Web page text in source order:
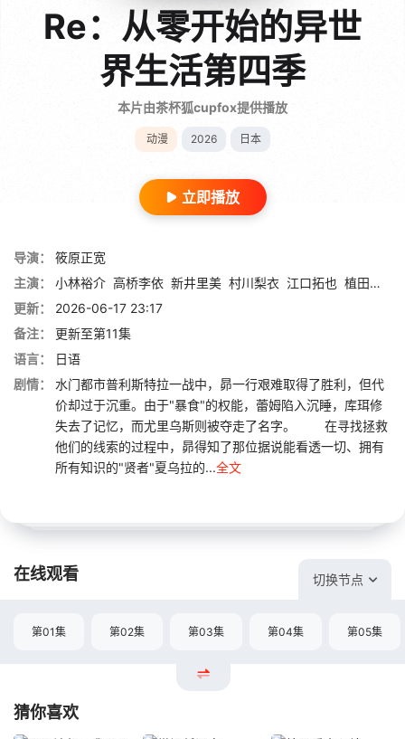
Re：从零开始的异世
界生活第四季
本片由茶杯狐cupfox提供播放
动漫 2026 日本
立即播放
导演：
筱原正宽
主演：
小林裕介 高桥李依 新井里美 村川梨衣 江口拓也 植田佳奈
更新：
2026-06-17 23:17
备注：
更新至第11集
语言：
日语
剧情：
水门都市普利斯特拉一战中，昴一行艰难取得了胜利，但代
价却过于沉重。由于"暴食"的权能，蕾姆陷入沉睡，库珥修
失去了记忆，而尤里乌斯则被夺走了名字。 在寻找拯救
他们的线索的过程中，昴得知了那位据说能看透一切、拥有
所有知识的"贤者"夏乌拉的...全文
在线观看 切换节点
第01集 第02集 第03集 第04集 第05集
猜你喜欢